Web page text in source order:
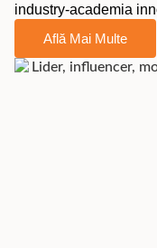
industry-academia
Află Mai Multe